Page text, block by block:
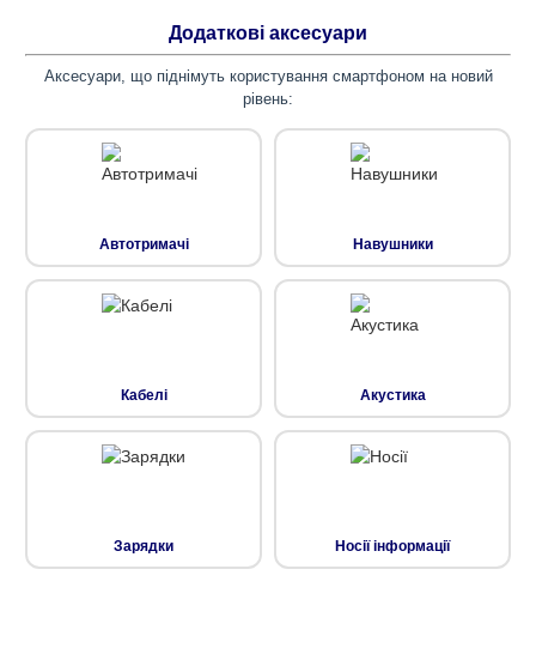
Додаткові аксесуари
Аксесуари, що піднімуть користування смартфоном на новий
рівень:
Автотримачі Навушники
Кабелі Акустика
Зарядки Носії інформації